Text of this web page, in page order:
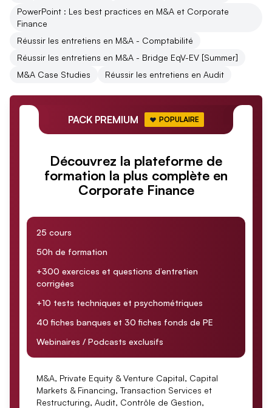
PowerPoint : Les best practices en M&A et Corporate
Finance
Réussir les entretiens en M&A - Comptabilité
Réussir les entretiens en M&A - Bridge EqV-EV [Summer]
M&A Case Studies
Réussir les entretiens en Audit
PACK PREMIUM POPULAIRE
Découvrez la plateforme de
formation la plus complète en
Corporate Finance
25 cours
50h de formation
+300 exercices et questions d’entretien
corrigées
+10 tests techniques et psychométriques
40 fiches banques et 30 fiches fonds de PE
Webinaires / Podcasts exclusifs
M&A, Private Equity & Venture Capital, Capital
Markets & Financing, Transaction Services et
Restructuring, Audit, Contrôle de Gestion,